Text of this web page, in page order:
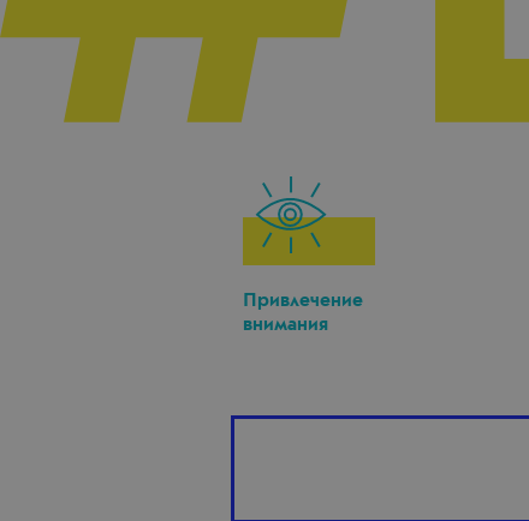
Привлечение
внимания